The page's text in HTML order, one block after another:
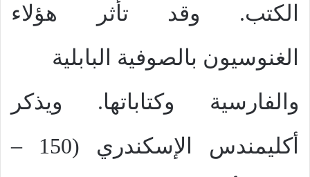
الكتب. وقد تأثر هؤلاء
الغنوسيون بالصوفية البابلية
والفارسية وكتاباتها. ويذكر
أكليمندس الإسكندري (150 –